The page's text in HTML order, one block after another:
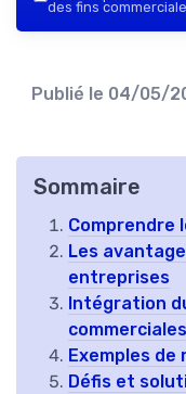
des fins
Publié le 04/05/
Sommaire
Comprendre
Les
entreprises
Intégration
commerciales
Exemples
Défis et